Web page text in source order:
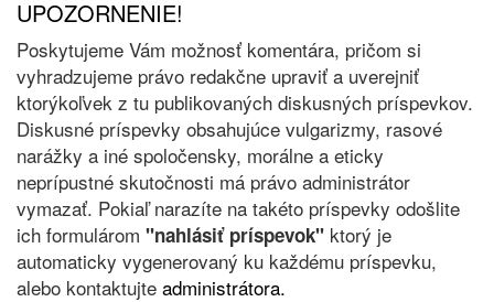
UPOZORNENIE!
Poskytujeme Vám možnosť komentára, pričom si
vyhradzujeme právo redakčne upraviť a uverejniť
ktorýkoľvek z tu publikovaných diskusných príspevkov.
Diskusné príspevky obsahujúce vulgarizmy, rasové
narážky a iné spoločensky, morálne a eticky
neprípustné skutočnosti má právo administrátor
vymazať. Pokiaľ narazíte na takéto príspevky odošlite
ich formulárom "nahlásiť príspevok" ktorý je
automaticky vygenerovaný ku každému príspevku,
alebo kontaktujte administrátora.